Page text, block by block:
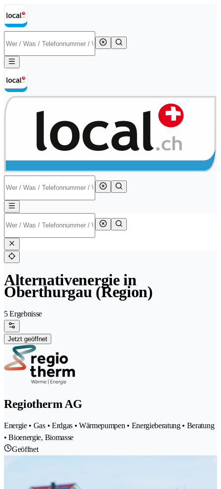
Alternativenergie in
Oberthurgau (Region)
5 Ergebnisse
Jetzt geöffnet
Regiotherm AG
Energie • Gas • Erdgas • Wärmepumpen • Energieberatung • Beratung
• Bioenergie, Biomasse
Geöffnet